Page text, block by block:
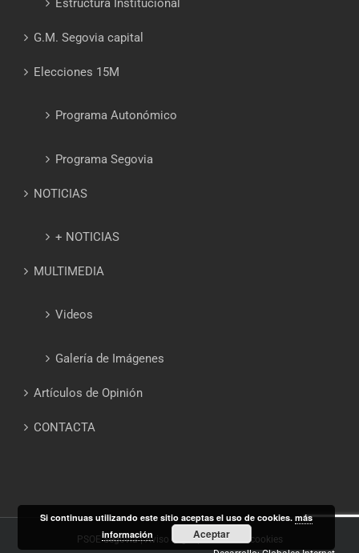
Estructura Institucional
G.M. Segovia capital
Elecciones 15M
Programa Autonómico
Programa Segovia
NOTICIAS
+ NOTICIAS
MULTIMEDIA
Videos
Galería de Imágenes
Artículos de Opinión
CONTACTA
PSOE Segovia |Aviso Legal|Política de cookies
Si continuas utilizando este sitio aceptas el uso de cookies.más
información
Aceptar